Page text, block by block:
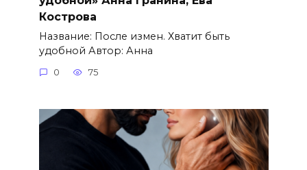
Кострова
Название: После измен. Хватит быть
удобной Автор: Анна
0 75